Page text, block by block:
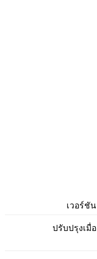
เวอร์ชัน
ปรับปรุงเมื่อ